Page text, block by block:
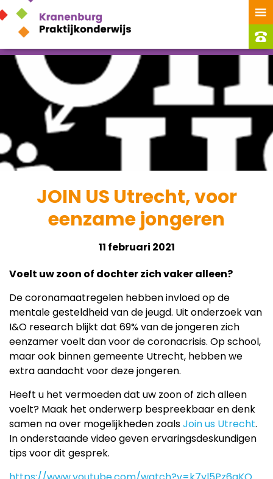
JOIN US Utrecht, voor
eenzame jongeren
11 februari 2021
Voelt uw zoon of dochter zich vaker alleen?
De coronamaatregelen hebben invloed op de
mentale gesteldheid van de jeugd. Uit onderzoek van
I&O research blijkt dat 69% van de jongeren zich
eenzamer voelt dan voor de coronacrisis. Op school,
maar ook binnen gemeente Utrecht, hebben we
extra aandacht voor deze jongeren.
Heeft u het vermoeden dat uw zoon of zich alleen
voelt? Maak het onderwerp bespreekbaar en denk
samen na over mogelijkheden zoalsJoin us Utrecht.
In onderstaande video geven ervaringsdeskundigen
tips voor dit gesprek.